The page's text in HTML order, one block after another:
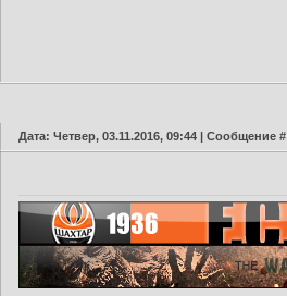
Дата: Четвер, 03.11.2016, 09:44 | Сообщение #